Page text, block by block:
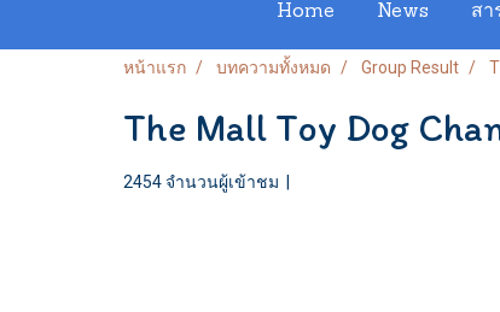
Home News สา
หน้าแรก บทความทั้งหมด Group Result
The Mall Toy Dog
2454 จำนวนผู้เข้าชม |